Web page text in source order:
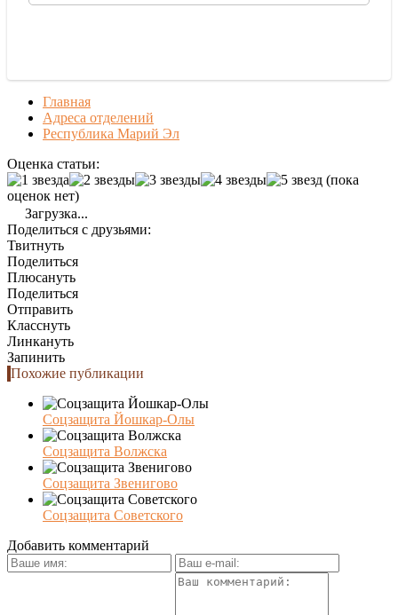
Главная
Адреса отделений
Республика Марий Эл
Оценка статьи:
(пока
оценок нет)
Загрузка...
Поделиться с друзьями:
Твитнуть
Поделиться
Плюсануть
Поделиться
Отправить
Класснуть
Линкануть
Запинить
Похожие публикации
Соцзащита Йошкар-Олы
Соцзащита Волжска
Соцзащита Звенигово
Соцзащита Советского
Добавить комментарий